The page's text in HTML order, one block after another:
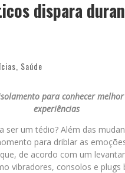
dispara
Saúde
para conhecer
experiências
ser um tédio? Além das
para driblar as
de acordo com um
vibradores, consolos e